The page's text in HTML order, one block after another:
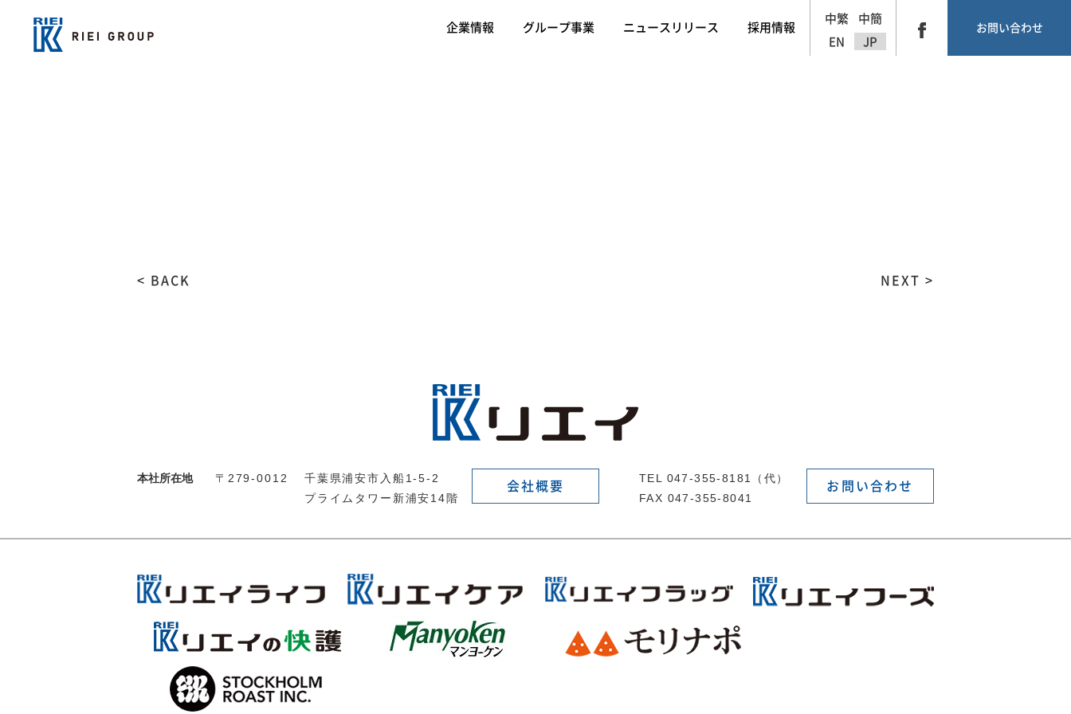
企業情報 グループ事業 ニュースリリース 採用情報
中繁
中簡
EN
JP
お問い合わせ
< BACK NEXT >
本社所在地 〒279-0012
千葉県浦安市入船1-5-2
プライムタワー新浦安14階
会社概要
TEL 047-355-8181（代）
FAX 047-355-8041
お問い合わせ